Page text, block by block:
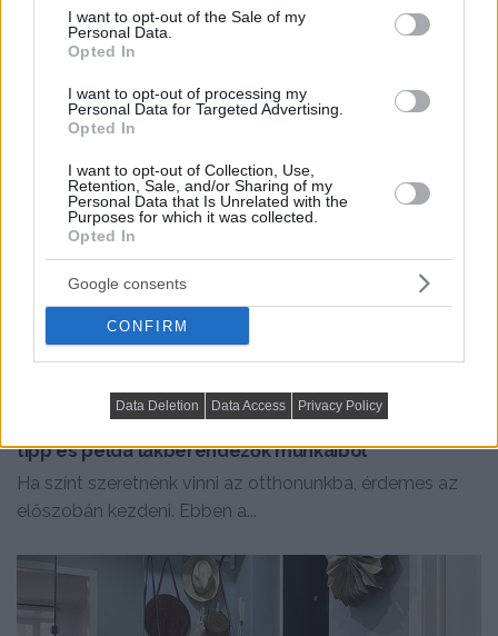
consent section.
I want to opt-out of the Sale of my
Personal Data.
Opted In
I want to opt-out of processing my
Personal Data for Targeted Advertising.
Opted In
I want to opt-out of Collection, Use,
Retention, Sale, and/or Sharing of my
Personal Data that Is Unrelated with the
Purposes for which it was collected.
Opted In
Google consents
CONFIRM
Data Deletion Data Access Privacy Policy
7 inspiráló lakás, ahol a színes előszoba adja meg az
alaphangulatot
Az előszoba a lakás névjegykártyája - ez az első tér,
amely fogad,...
Élénk színnel díszítenéd az előszobát? Hat remek
tipp és példa lakberendezők munkáiból
Ha színt szeretnénk vinni az otthonunkba, érdemes az
előszobán kezdeni. Ebben a...